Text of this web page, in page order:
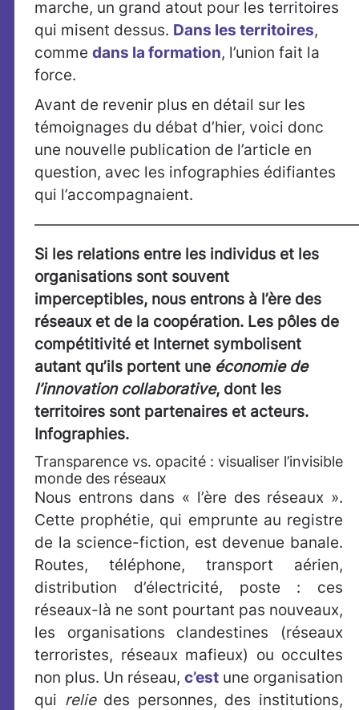
marche, un grand atout pour les territoires
qui misent dessus. Dans les territoires,
comme dans la formation, l’union fait la
force.
Avant de revenir plus en détail sur les
témoignages du débat d’hier, voici donc
une nouvelle publication de l’article en
question, avec les infographies édifiantes
qui l’accompagnaient.
Si les relations entre les individus et les
organisations sont souvent
imperceptibles, nous entrons à l’ère des
réseaux et de la coopération. Les pôles de
compétitivité et Internet symbolisent
autant qu’ils portent une économie de
l’innovation collaborative, dont les
territoires sont partenaires et acteurs.
Infographies.
Transparence vs. opacité : visualiser l’invisible
monde des réseaux
Nous entrons dans « l’ère des réseaux ».
Cette prophétie, qui emprunte au registre
de la science-fiction, est devenue banale.
Routes, téléphone, transport aérien,
distribution d’électricité, poste : ces
réseaux-là ne sont pourtant pas nouveaux,
les organisations clandestines (réseaux
terroristes, réseaux mafieux) ou occultes
non plus. Un réseau, c’est une organisation
qui reliedes personnes, des institutions,